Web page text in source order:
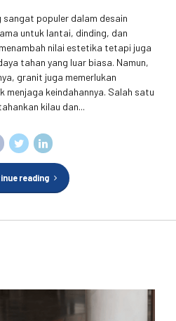
populer dalam desain
untuk lantai, dinding, dan
nilai estetika tetapi juga
tahan yang luar biasa. Namun,
granit juga memerlukan
keindahannya. Salah satu
kilau dan...
reading